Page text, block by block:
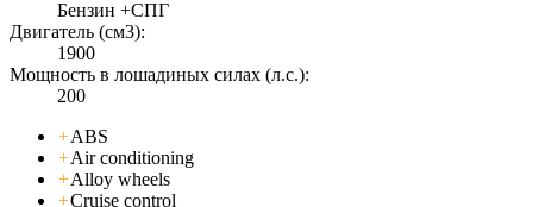
Бензин +СПГ
Двигатель (см3):
1900
Мощность в лошадиных силах (л.с.):
200
+ABS
+Air conditioning
+Alloy wheels
+Cruise control